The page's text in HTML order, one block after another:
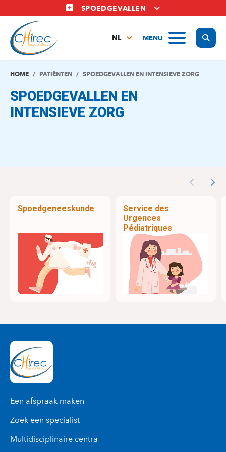
en
naar
inhoud
gaan
SPOEDGEVALLEN
MENU
NL
EN
HOME PATIËNTEN SPOEDGEVALLEN EN INTENSIEVE ZORG
SPOEDGEVALLEN EN
INTENSIEVE ZORG
Previous
Spoedgeneeskunde
Service des
Urgences
Pédiatriques
Een afspraak maken
Zoek een specialist
Multidisciplinaire centra